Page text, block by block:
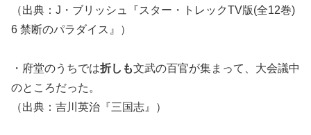
（出典：J・ブリッシュ『スター・トレックTV版(全12巻)
6 禁断のパラダイス』）
・府堂のうちでは折しも文武の百官が集まって、大会議中
のところだった。
（出典：吉川英治『三国志』）